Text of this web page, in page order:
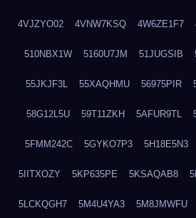
4VJZYO02 4VNW7KSQ 4W6ZE1F7
510NBX1W 5160U7JM 51JUGSIB
55JKJF3L 55XAQHMU 56975PIR
58G12L5U 59T11ZKH 5AFUR9TL
5FMM242C 5GYKO7P3 5H18E5N3
5IITXOZY 5KP635PE 5KSAQAB8
5LCKQGH7 5M4U4YA3 5M8JMWFU